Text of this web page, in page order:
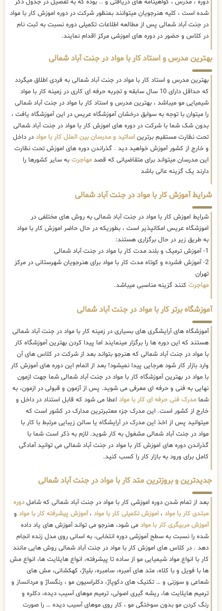
دوره ، مدرس ، گواهینامه های دریافتی و .. بوده که به تفصیل در جدول ذکر
شده است ، کلیه هنرجویان میتوانند بمنظور شرکت در دوره اموزش کار با مواد
در جنت آباد شمالی پس از مطالعه اطلاعات تکمیلی دوره نسبت به ثبت نام
در کلاس و حضور در دوره های اموزشی مرکز اقدام نمایند.
بهترین مدرس و استاد کار با مواد در جنت آباد شمالی
بهترین مدرس و استاد کار با مواد در جنت آباد شمالی به فردی اطلاق میگردد
که حداقل دارای 10 سال سابقه و تجربه حرفه ای کاری در زمینه کار با مواد
شیمیایی مو میباشد ، بهترین مدرس و استاد کار با مواد در جنت آباد شمالی
را میتوان با توجه به سوابق درخشان آموزشگاه عریس در این آموزشگاه یافت ،
بدون شک شما با شرکت در دوره های اموزش کار با مواد در جنت آباد شمالی
تحت نظارت مستقیم برترین اساتید و مدرسان بین الملل کار با مواد در داخل
و خارج از کشور آموزش خواهید دید . گذراندن دوره های اموزش تحت نظارت
این مدرسان میتواند برای متقاضیانی که قصد مهاجرت به سایر کشورها را
دارند یک گزینه عالی باشد
شرایط آموزش کار با مواد در جنت آباد شمالی
شرایط اموزش کار با مواد در جنت آباد شمالی به روش های مختلفی در
اموزشگاه عریس امکانپذیر است ، بطوریکه در حال حاضر اموزش کار با مواد
به طریق زیر در حال برگزاری هستند:
1- آموزش ترمیک و بلند مدت کار با مواد در جنت آباد شمالی
2- آموزش فشرده و کوتاه مدت کار با مواد برای هنرجویان شهرستانی در مرکز
تهران
مهاجرت کنند گزینه مناسبی میباشد.
آموزشگاه برتر کار با مواد در جنت آباد شمالی
آموزشگاه های آرایشگری های بسیاری در زمینه کار با مواد در جنت آباد شمالی
هستند که این دوره ها را برگزار مینمایند اما پیدا کردن بهترین آموزشگاه کار
با مواد در جنت آباد شمالی که هنرجو بتواند بعد از شرکت در کلاس های آن
وارد بازار کار شود هرجایی پیدا نمیشود! بعد از اتمام این دوره های آموزش کار
با مواد در بهترین آموزشگاه کار با مواد در جنت آباد شمالی شما جهت ازمون
نهایی به فنی و حرفه ای معرفی می شوید. پس از آزمون و قبولی در ازمون، به
شما مدرک فنی حرفه ای کار با مواد اعطا می شود که قابل استناد در داخل و
خارج از کشور است. این مدرک جزء معتبرترین مدارک در کشور است که
میتوانید پس از اخذ این مدرک در آرایشگاه یا سالن زیبایی مرتبط با کار با
مواد در جنت آباد شمالی مشغول به کار شوید. لازم به ذکر است شما با
گذراندن دوره های اموزش کار با مواد در جنت آباد شمالی می توانید آمادگی
کامل برای ورود به بازار کار را کسب کنید.
جدیدترین و بروزترین متد کار با مواد در جنت آباد شمالی
بعد از تمام شدن دوره اموزشی کار با مواد در جنت آباد شمالی که شاملدوره
مبتدی کار با مواد ، اموزش تکمیلی کار با مواد ،آموزش پیشرفته کار با مواد و
آموزش مربیگری کار با مواد می شود، هنرجو می تواند آموزش های یاد داده
شده را نسبت به سطح آموزشی دوره انتخابی، به اسانی روی مدل زنده انجام
دهد . در کلاس های اموزش کار با مواد در جنت آباد شمالی روش هایی مانند
کار با انواع مواد شیمیایی مو از ساده تا پیشرفته، انواع هایلایت ها، انواع مش
ها با فویل و با کلاه، متد های آمبره، سامبره، بلیاژ، کهکشانی، مش های
شعاعی و سوزنی و … تکنیک های دکوپاژ، دکلراسیون مو ، رنگساژ و مردانساز و
ترمیم هایلایت ها، ریشه گیری اصولی، ترمیم موهای آسیب دیده، دکلره و
رنگ کردن مو بدون سوختگی مو ، کار روی موهای آسیب دیده … را صورت